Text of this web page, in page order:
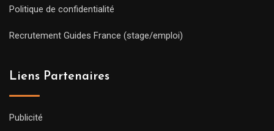
Politique de confidentialité
Recrutement Guides France (stage/emploi)
Liens Partenaires
Publicité